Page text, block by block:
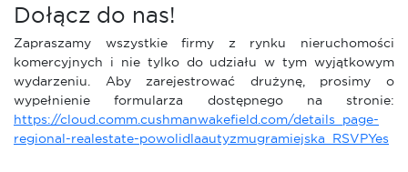
Dołącz do nas!
Zapraszamy wszystkie firmy z rynku nieruchomości
komercyjnych i nie tylko do udziału w tym wyjątkowym
wydarzeniu. Aby zarejestrować drużynę, prosimy o
wypełnienie formularza dostępnego na stronie:
https://cloud.comm.cushmanwakefield.com/details_page-
regional-realestate-powolidlaautyzmugramiejska_RSVPYes